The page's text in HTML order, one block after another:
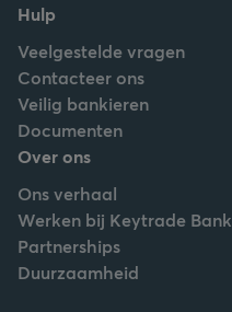
Hulp
Veelgestelde vragen
Contacteer ons
Veilig bankieren
Documenten
Over ons
Ons verhaal
Werken bij Keytrade Bank
Partnerships
Duurzaamheid